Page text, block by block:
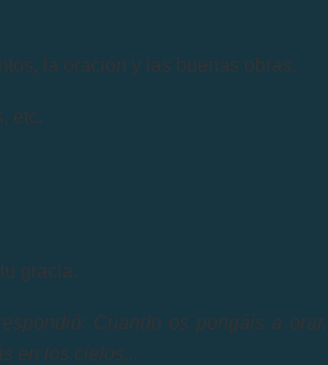
la oración y las buenas obras.
etc.
gracia.
Cuando os pongáis a orar,
en los cielos...